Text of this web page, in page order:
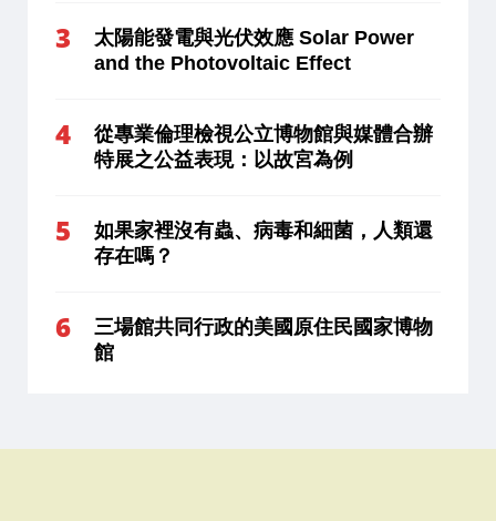
太陽能發電與光伏效應 Solar Power
and the Photovoltaic Effect
從專業倫理檢視公立博物館與媒體合辦
特展之公益表現：以故宮為例
如果家裡沒有蟲、病毒和細菌，人類還
存在嗎？
三場館共同行政的美國原住民國家博物
館